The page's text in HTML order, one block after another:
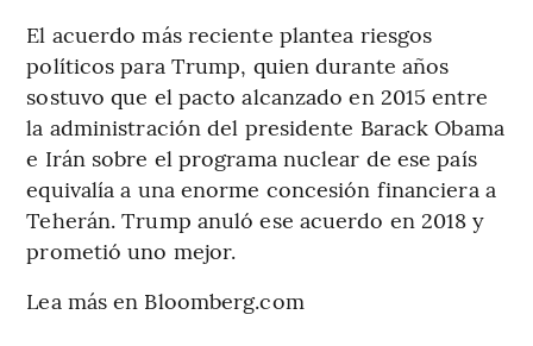
El acuerdo más reciente plantea riesgos
políticos para Trump, quien durante años
sostuvo que el pacto alcanzado en 2015 entre
la administración del presidente Barack Obama
e Irán sobre el programa nuclear de ese país
equivalía a una enorme concesión financiera a
Teherán. Trump anuló ese acuerdo en 2018 y
prometió uno mejor.
Lea más en Bloomberg.com